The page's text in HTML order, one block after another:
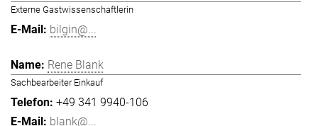
Externe Gastwissenschaftlerin
bilgin@...
Rene Blank
Sachbearbeiter Einkauf
+49 341 9940-106
blank@...